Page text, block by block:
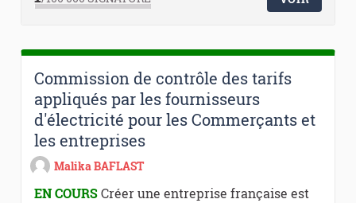
Commission de contrôle des tarifs
appliqués par les fournisseurs
d'électricité pour les Commerçants et
les entreprises
Malika BAFLAST
EN COURSCréer une entreprise française est